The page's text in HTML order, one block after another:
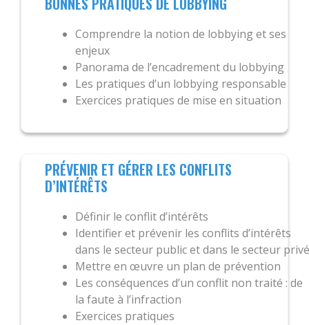
Comprendre la notion de lobbying et ses
enjeux
Panorama de l’encadrement du lobbying
Les pratiques d’un lobbying responsable
Exercices pratiques de mise en situation
PRÉVENIR ET GÉRER LES CONFLITS
D’INTÉRÊTS
Définir le conflit d’intérêts
Identifier et prévenir les conflits d’intérêts
dans le secteur public et dans le secteur privé
Mettre en œuvre un plan de prévention
Les conséquences d’un conflit non traité : de
la faute à l’infraction
Exercices pratiques